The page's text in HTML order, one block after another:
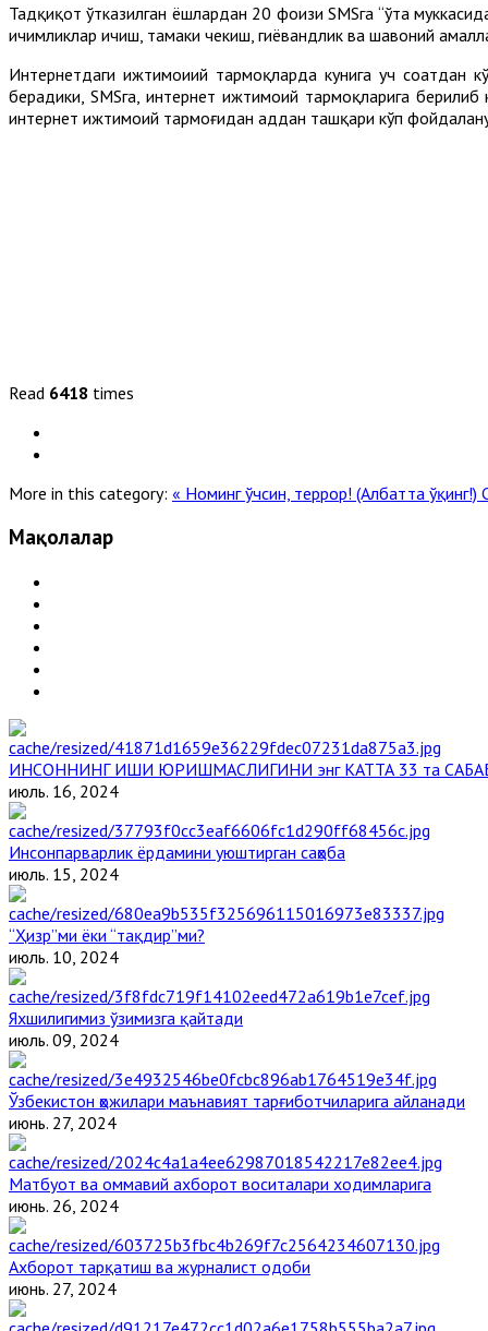
Тадқиқот ўтказилган ёшлардан 20 фоизи SMSга “ўта
ичимликлар ичиш, тамаки чекиш, гиёҳвандлик ва шаҳвоний
Интернетдаги ижтимоиий тармоқларда кунига уч соатдан
берадики, SMSга, интернет ижтимоий тармоқларига
интернет ижтимоий тармоғидан ҳаддан ташқари кўп
Read 6418 times
More in this category: « Номинг ўчсин, террор! (Албатта ўқинг!)
Мақолалар
ИНСОННИНГ ИШИ ЮРИШМАСЛИГИНИ энг КАТТА 33 та
июль. 16, 2024
Инсонпарварлик ёрдамини уюштирган саҳоба
июль. 15, 2024
“Ҳизр”ми ёки “тақдир”ми?
июль. 10, 2024
Яхшилигимиз ўзимизга қайтади
июль. 09, 2024
Ўзбекистон ҳожилари маънавият тарғиботчиларига айланади
июнь. 27, 2024
Матбуот ва оммавий ахборот воситалари ходимларига
июнь. 26, 2024
Ахборот тарқатиш ва журналист одоби
июнь. 27, 2024